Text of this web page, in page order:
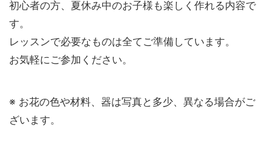
初心者の方、夏休み中のお子様も楽しく作れる内容で
す。
レッスンで必要なものは全てご準備しています。
お気軽にご参加ください。
※ お花の色や材料、器は写真と多少、異なる場合がご
ざいます。